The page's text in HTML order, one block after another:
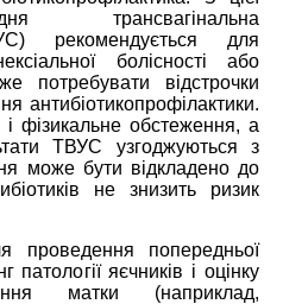
трансвагінальна
рекомендується для
болісності або
потребувати відстрочки
антибіотикопрофілактики.
фізикальне обстеження, а
ТВУС узгоджуються з
може бути відкладено до
не знизить ризик
проведення попередньої
яєчників і оцінку
матки (наприклад,